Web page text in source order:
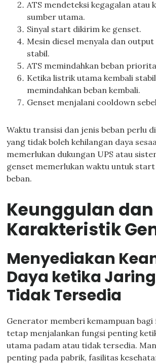
ATS mendeteksi kegagalan atau
sumber utama.
Sinyal start dikirim ke genset.
Mesin diesel menyala dan
stabil.
ATS memindahkan beban
Ketika listrik utama kembali
memindahkan beban kembali.
Genset menjalani cooldown
Waktu transisi dan jenis beban perlu
yang tidak boleh kehilangan daya
memerlukan dukungan UPS atau
genset memerlukan waktu untuk
beban.
Keunggulan dan
Karakteristik
Menyediakan
Daya ketika
Tidak Tersedia
Generator memberi kemampuan
tetap menjalankan fungsi penting
utama padam atau tidak tersedia.
penting pada pabrik, fasilitas